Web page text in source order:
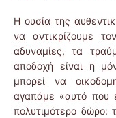
Η ουσία της
να αντικρίζουμε
αδυναμίες, τα
αποδοχή είναι η
μπορεί να
αγαπάμε «αυτό που
πολυτιμότερο δώρο: